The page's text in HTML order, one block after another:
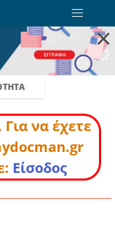
×
να έχετε
Είσοδος